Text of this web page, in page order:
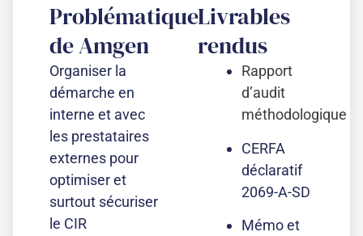
Problématique
de Amgen
Organiser la
démarche en
interne et avec
les prestataires
externes pour
optimiser et
surtout sécuriser
le CIR
Livrables
rendus
Rapport
d’audit
méthodologique
CERFA
déclaratif
2069-A-SD
Mémo et